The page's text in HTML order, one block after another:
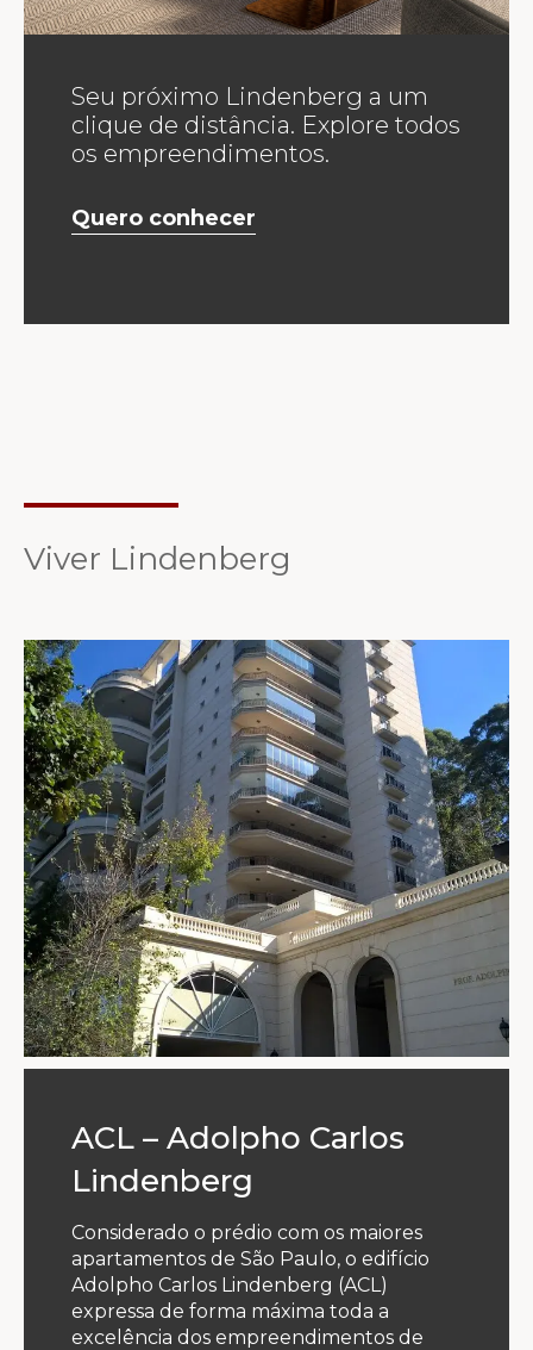
Seu próximo Lindenberg a um
clique de distância. Explore todos
os empreendimentos.
Quero conhecer
Viver Lindenberg
ACL – Adolpho Carlos
Lindenberg
Considerado o prédio com os maiores
apartamentos de São Paulo, o edifício
Adolpho Carlos Lindenberg (ACL)
expressa de forma máxima toda a
excelência dos empreendimentos de